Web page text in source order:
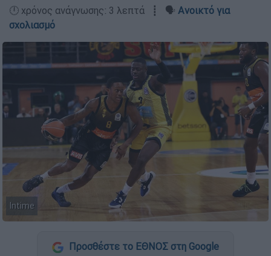
🕛 χρόνος ανάγνωσης: 3 λεπτά ┋ 🗣️ Ανοικτό για
σχολιασμό
Intime
Προσθέστε το ΕΘΝΟΣ στη Google